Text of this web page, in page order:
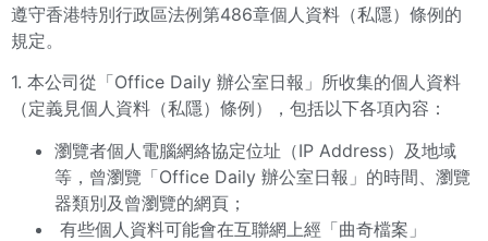
遵守香港特別行政區法例第486章個人資料（私隱）條例的
規定。
1. 本公司從「Office Daily 辦公室日報」所收集的個人資料
（定義見個人資料（私隱）條例），包括以下各項內容：
瀏覽者個人電腦網絡協定位址（IP Address）及地域
等，曾瀏覽「Office Daily 辦公室日報」的時間、瀏覽
器類別及曾瀏覽的網頁；
有些個人資料可能會在互聯網上經「曲奇檔案」